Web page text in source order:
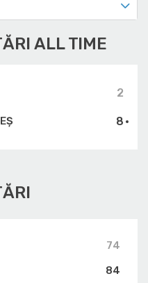
ALL TIME
2
8
74
84